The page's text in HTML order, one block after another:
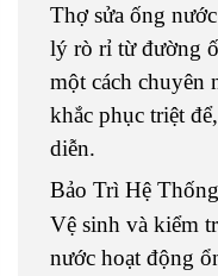
Thợ sửa ống
lý rò rỉ từ đường
một cách chuyên
khắc phục triệt
diễn.
Bảo Trì Hệ
Vệ sinh và kiểm
nước hoạt động